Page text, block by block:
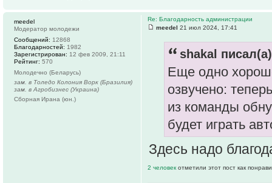
Re: Благодарность администрации
meedel 21 июл 2024, 17:41
shakal
Еще одно
озвучено:
из команды
будет играть
Здесь надо
2 человек отметили этот пост как
meedel
Модератор молодежи
Сообщений: 12868
Благодарностей: 1982
Зарегистрирован: 12 фев 2009, 21:11
Рейтинг: 570
Молодечно (Беларусь)
зам. в Толедо Колония Ворк (Бразилия)
зам. в Агробизнес (Украина)
Сборная Ирана (юн.)